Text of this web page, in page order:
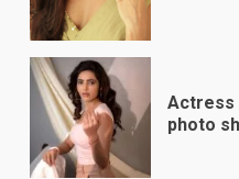
Actress
photo